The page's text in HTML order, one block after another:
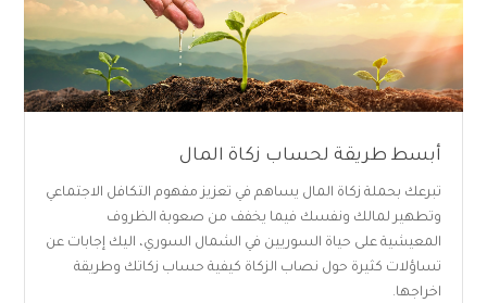
أبسط طريقة لحساب زكاة المال
تبرعك بحملة زكاة المال يساهم في تعزيز مفهوم التكافل الاجتماعي
وتطهير لمالك ونفسك فيما يخفف من صعوبة الظروف
المعيشية على حياة السوريين في الشمال السوري، اليك إجابات عن
تساؤلات كثيرة حول نصاب الزكاة كيفية حساب زكاتك وطريقة
اخراجها.